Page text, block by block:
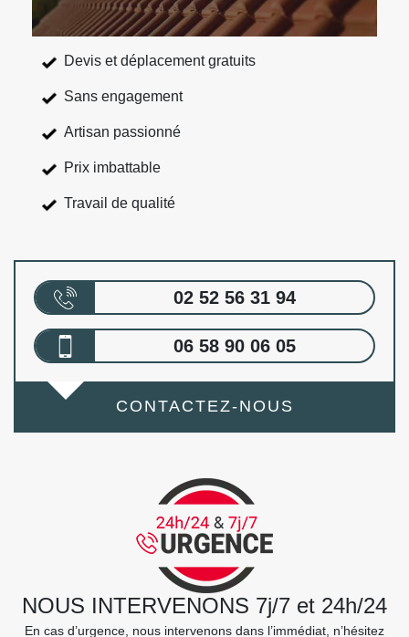
Devis et déplacement gratuits
Sans engagement
Artisan passionné
Prix imbattable
Travail de qualité
02 52 56 31 94
06 58 90 06 05
CONTACTEZ-NOUS
NOUS INTERVENONS 7j/7 et 24h/24
En cas d’urgence, nous intervenons dans l’immédiat, n’hésitez